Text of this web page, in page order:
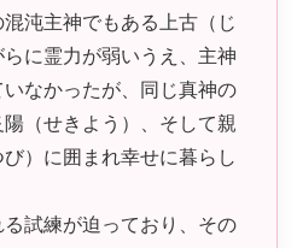
沌主神でもある上古（じ
に霊力が弱いうえ、主神
なかったが、同じ真神の
（せきよう）、そして親
）に囲まれ幸せに暮らし
試練が迫っており、その